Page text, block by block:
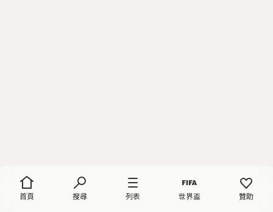
首頁 搜尋 列表 世界盃 贊助